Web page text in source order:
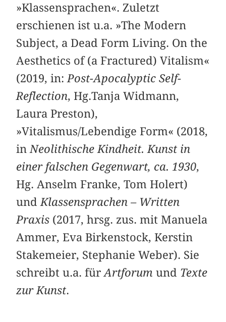
»Klassensprachen«. Zuletzt
erschienen ist u.a. »The Modern
Subject, a Dead Form Living. On the
Aesthetics of (a Fractured) Vitalism«
(2019, in: Post-Apocalyptic Self-
Reflection, Hg.Tanja Widmann,
Laura Preston),
»Vitalismus/Lebendige Form« (2018,
in Neolithische Kindheit. Kunst in
einer falschen Gegenwart, ca. 1930,
Hg. Anselm Franke, Tom Holert)
und Klassensprachen – Written
Praxis (2017, hrsg. zus. mit Manuela
Ammer, Eva Birkenstock, Kerstin
Stakemeier, Stephanie Weber). Sie
schreibt u.a. fürArtforum und Texte
zur Kunst.